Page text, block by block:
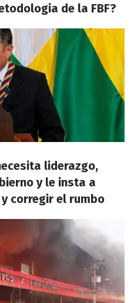
de la FBF?
liderazgo,
y le insta a
corregir el rumbo